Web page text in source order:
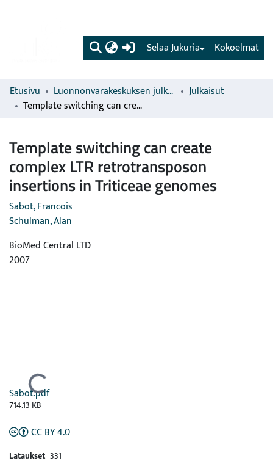
(current) Kokoelmat
Selaa Jukuria
Etusivu Luonnonvarakeskuksen julkaisut
Julkaisut
Template switching can create complex LTR retrotransposon insertions in Triticeae genomes
Template switching can create
complex LTR retrotransposon
insertions in Triticeae genomes
Sabot, Francois
Schulman, Alan
BioMed Central LTD
2007
Ladataan...
Sabot.pdf
714.13 KB
CC BY 4.0
Lataukset 331